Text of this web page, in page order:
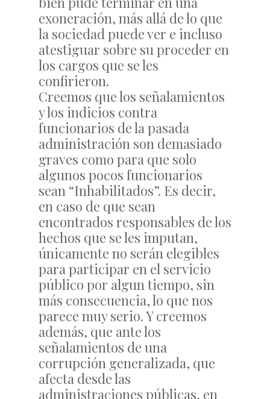
exoneración, más allá de lo que
la sociedad puede ver e incluso
atestiguar sobre su proceder en
los cargos que se les
confirieron.
Creemos que los señalamientos
y los indicios contra
funcionarios de la pasada
administración son demasiado
graves como para que solo
algunos pocos funcionarios
sean “Inhabilitados”. Es decir,
en caso de que sean
encontrados responsables de los
hechos que se les imputan,
únicamente no serán elegibles
para participar en el servicio
público por algun tiempo, sin
más consecuencia, lo que nos
parece muy serio. Y creemos
además, que ante los
señalamientos de una
corrupción generalizada, que
afecta desde las
administraciones públicas, en